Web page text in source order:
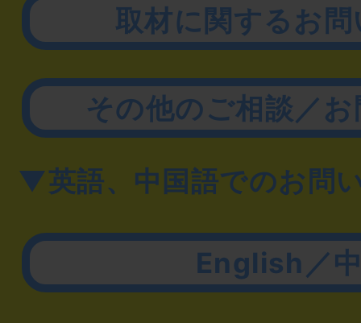
取材に関するお
その他のご相談／
▼英語、中国語でのお問
English／